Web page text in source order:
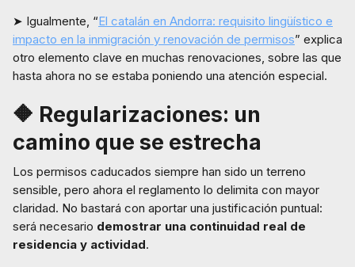
➤ Igualmente, “El catalán en Andorra: requisito lingüístico e
impacto en la inmigración y renovación de permisos” explica
otro elemento clave en muchas renovaciones, sobre las que
hasta ahora no se estaba poniendo una atención especial.
🔶 Regularizaciones: un
camino que se estrecha
Los permisos caducados siempre han sido un terreno
sensible, pero ahora el reglamento lo delimita con mayor
claridad. No bastará con aportar una justificación puntual:
será necesario demostrar una continuidad real de
residencia y actividad.